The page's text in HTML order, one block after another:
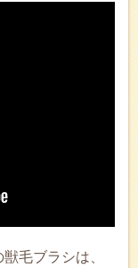
毛ブラシは、